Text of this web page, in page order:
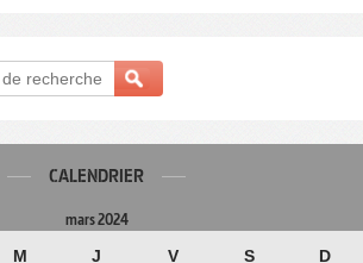
CALENDRIER
mars 2024
M J V S D